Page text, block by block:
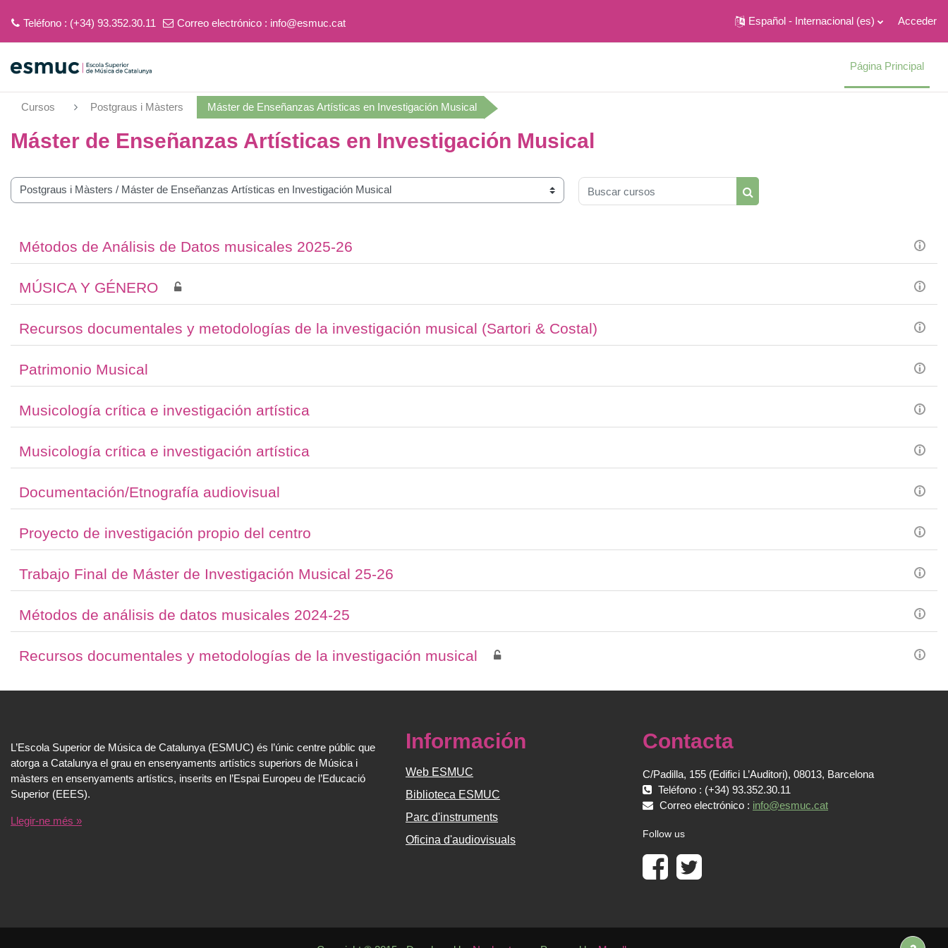
Teléfono : (+34) 93.352.30.11 Correo electrónico : info@esmuc.cat Español - Internacional ‎(es)‎ Acceder
Página Principal
Cursos Postgraus i Màsters Máster de Enseñanzas Artísticas en Investigación Musical
Máster de Enseñanzas Artísticas en Investigación Musical
Buscar cursos
Buscar cursos
Métodos de Análisis de Datos musicales 2025-26
MÚSICA Y GÉNERO
Recursos documentales y metodologías de la investigación musical (Sartori & Costal)
Patrimonio Musical
Musicología crítica e investigación artística
Musicología crítica e investigación artística
Documentación/Etnografía audiovisual
Proyecto de investigación propio del centro
Trabajo Final de Máster de Investigación Musical 25-26
Métodos de análisis de datos musicales 2024-25
Recursos documentales y metodologías de la investigación musical
L’Escola Superior de Música de Catalunya (ESMUC) és l’únic centre públic que
atorga a Catalunya el grau en ensenyaments artístics superiors de Música i
màsters en ensenyaments artístics, inserits en l’Espai Europeu de l’Educació
Superior (EEES).
Llegir-ne més »
Información
Web ESMUC
Biblioteca ESMUC
Parc d'instruments
Oficina d'audiovisuals
Contacta
C/Padilla, 155 (Edifici L’Auditori), 08013, Barcelona
Teléfono : (+34) 93.352.30.11
Correo electrónico : info@esmuc.cat
Follow us